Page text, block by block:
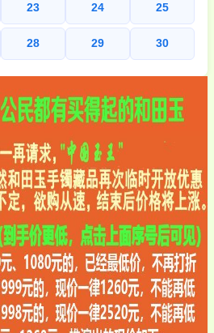
23 24 25
28 29 30